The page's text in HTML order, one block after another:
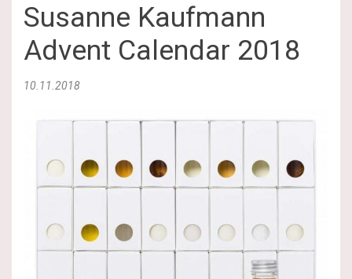
Susanne Kaufmann
Advent Calendar 2018
10.11.2018